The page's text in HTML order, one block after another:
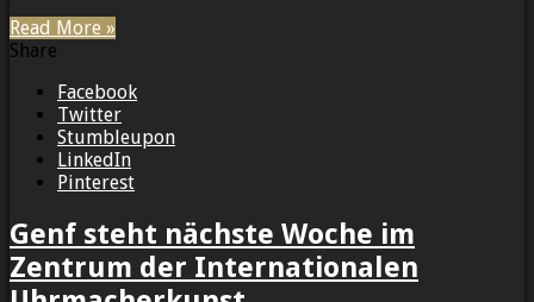
Read More »
Share
Facebook
Twitter
Stumbleupon
LinkedIn
Pinterest
Genf steht nächste Woche im
Zentrum der Internationalen